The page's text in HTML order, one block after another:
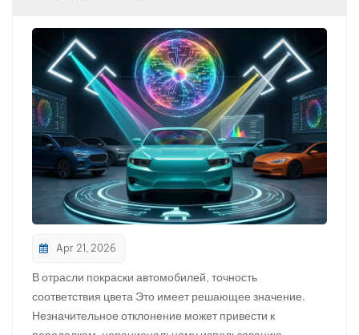
فارسی
中文
Apr 21, 2026
В отрасли покраски автомобилей, точность
соответствия цвета Это имеет решающее значение.
Незначительное отклонение может привести к